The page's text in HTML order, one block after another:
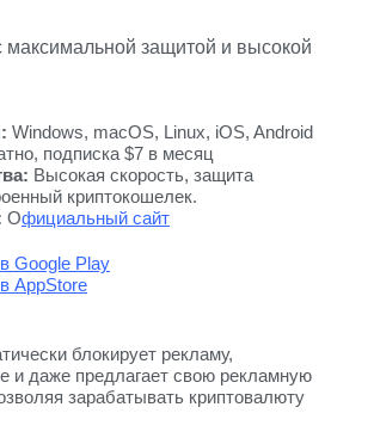
защитой и высокой
Windows, macOS, Linux, iOS, Android
подписка $7 в месяц
Высокая скорость, защита
криптокошелек.
Официальный сайт
Google Play
AppStore
блокирует рекламу,
и даже предлагает свою рекламную
зарабатывать криптовалюту